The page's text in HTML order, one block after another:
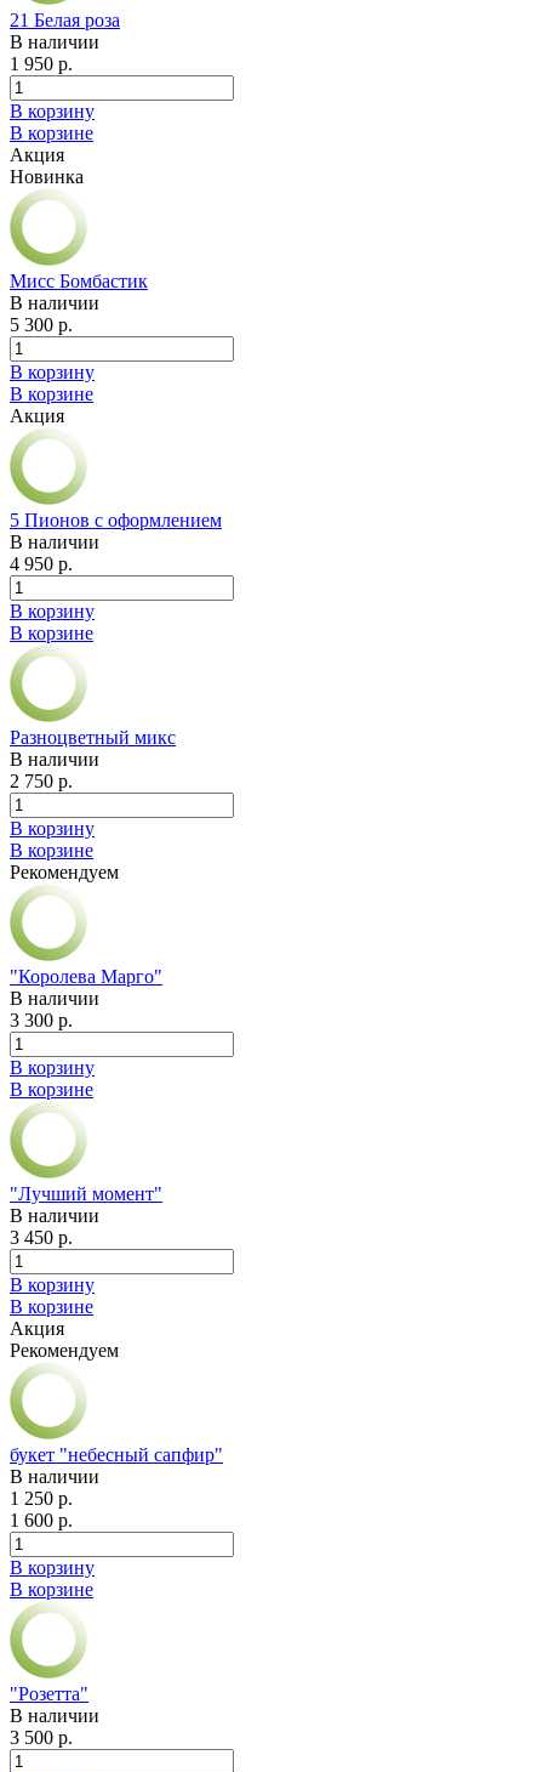
21 Белая роза
В наличии
1 950 р.
В корзину
В корзине
Акция
Новинка
Мисс Бомбастик
В наличии
5 300 р.
В корзину
В корзине
Акция
5 Пионов с оформлением
В наличии
4 950 р.
В корзину
В корзине
Разноцветный микс
В наличии
2 750 р.
В корзину
В корзине
Рекомендуем
"Королева Марго"
В наличии
3 300 р.
В корзину
В корзине
"Лучший момент"
В наличии
3 450 р.
В корзину
В корзине
Акция
Рекомендуем
букет "небесный сапфир"
В наличии
1 250 р.
1 600 р.
В корзину
В корзине
"Розетта"
В наличии
3 500 р.